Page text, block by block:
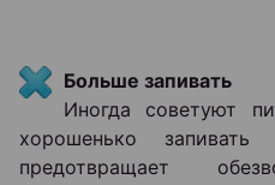
Больше запивать
Иногда советуют
хорошенько
предотвращает